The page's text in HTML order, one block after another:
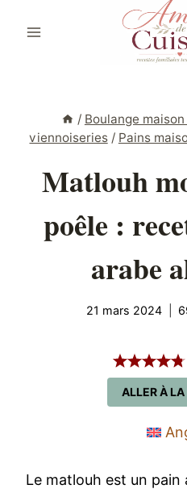
/ Boulange
viennoiseries / Pains
Matlouh
poêle :
arabe
21 mars 2024
ALLER À
Le matlouh est un pain